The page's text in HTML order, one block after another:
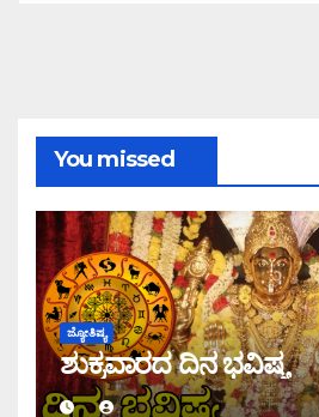
You missed
ಜ್ಯೋತಿಷ್ಯ
ಶುಕ್ರವಾರದ ದಿನ ಭವಿಷ್ಯ